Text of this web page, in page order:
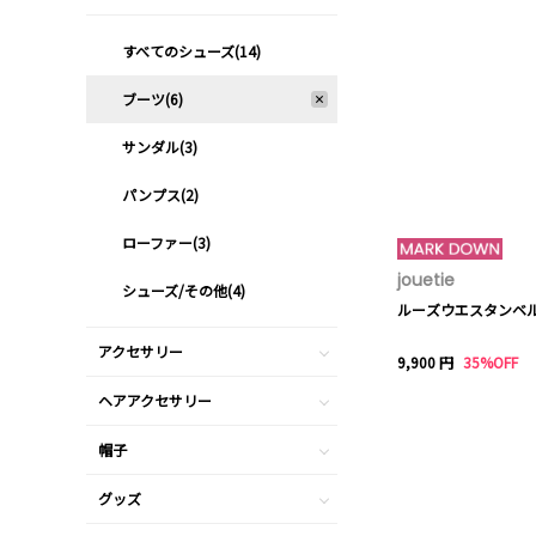
jouetie
ルーズウエスタンベ
9,900 円 35%OFF
すべてのシューズ(14)
ブーツ(6)
サンダル(3)
パンプス(2)
ローファー(3)
シューズ/その他(4)
アクセサリー
ヘアアクセサリー
帽子
グッズ